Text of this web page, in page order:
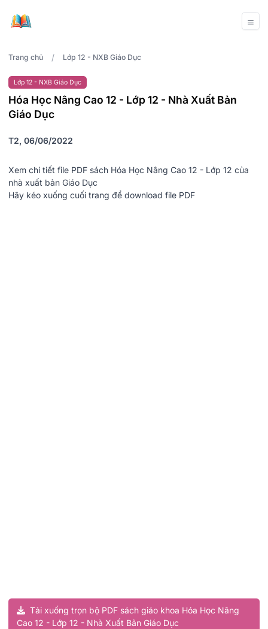
Trang chủ / Lớp 12 - NXB Giáo Dục
Lớp 12 - NXB Giáo Dục
Hóa Học Nâng Cao 12 - Lớp 12 - Nhà Xuất Bản
Giáo Dục
T2, 06/06/2022
Xem chi tiết file PDF sách Hóa Học Nâng Cao 12 - Lớp 12 của
nhà xuất bản Giáo Dục
Hãy kéo xuống cuối trang để download file PDF
Tải xuống trọn bộ PDF sách giáo khoa Hóa Học Nâng
Cao 12 - Lớp 12 - Nhà Xuất Bản Giáo Dục